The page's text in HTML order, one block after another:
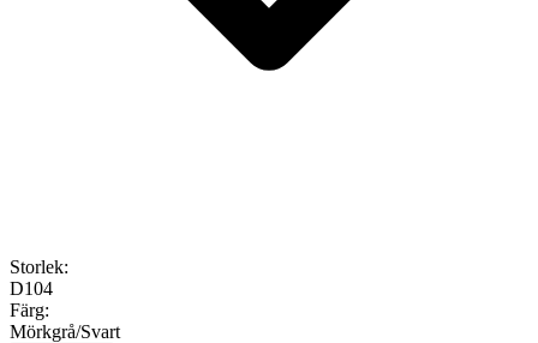
Storlek:
D104
Färg:
Mörkgrå/Svart